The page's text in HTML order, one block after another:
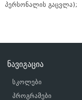
პერსონალის გაცვლა);
ნავიგაცია
სკოლები
პროგრამები